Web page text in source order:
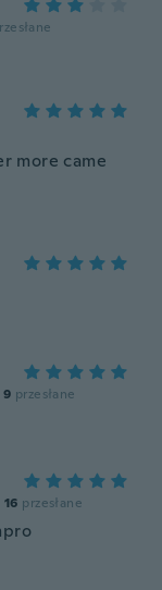
more came
9 przesłane
16 przesłane